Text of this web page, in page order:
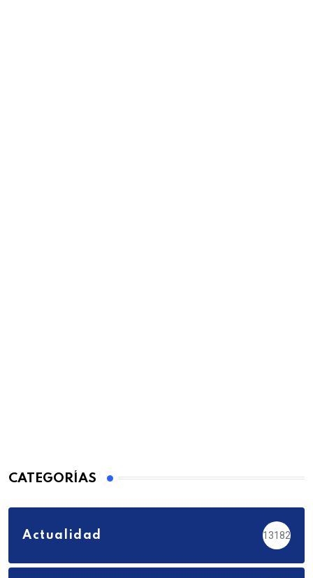
CATEGORÍAS
Actualidad 13182